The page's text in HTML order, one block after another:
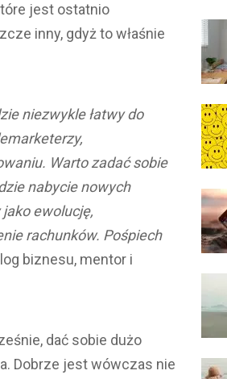
jest ostatnio
inny, gdyż to właśnie
niezwykle łatwy do
Warto zadać sobie
nabycie nowych
ewolucję,
rachunków. Pośpiech
biznesu, mentor i
dać sobie dużo
Dobrze jest wówczas nie